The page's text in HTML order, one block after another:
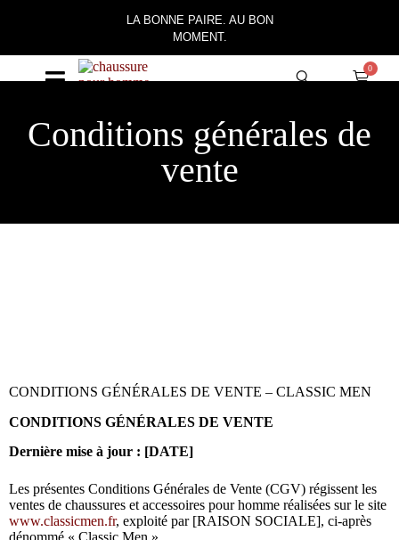
LA BONNE PAIRE. AU BON
MOMENT.
0
Conditions générales de
vente
CONDITIONS GÉNÉRALES DE VENTE – CLASSIC MEN
CONDITIONS GÉNÉRALES DE VENTE
Dernière mise à jour : [DATE]
Les présentes Conditions Générales de Vente (CGV) régissent les
ventes de chaussures et accessoires pour homme réalisées sur le site
www.classicmen.fr, exploité par [RAISON SOCIALE], ci-après
dénommé « Classic Men ».